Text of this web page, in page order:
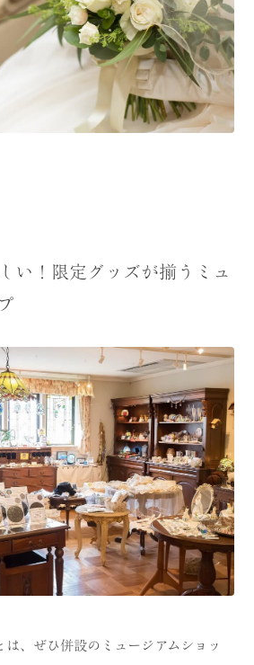
い！限定グッズが揃うミュ
は、ぜひ併設のミュージアムショッ